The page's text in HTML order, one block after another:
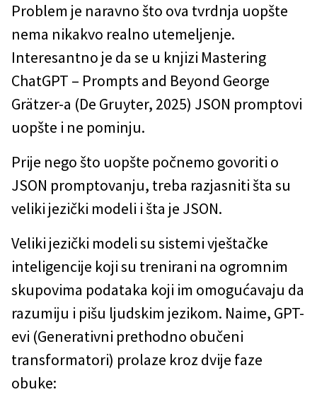
Problem je naravno što ova tvrdnja uopšte
nema nikakvo realno utemeljenje.
Interesantno je da se u knjizi Mastering
ChatGPT – Prompts and Beyond George
Grätzer-a (De Gruyter, 2025) JSON promptovi
uopšte i ne pominju.
Prije nego što uopšte počnemo govoriti o
JSON promptovanju, treba razjasniti šta su
veliki jezički modeli i šta je JSON.
Veliki jezički modeli su sistemi vještačke
inteligencije koji su trenirani na ogromnim
skupovima podataka koji im omogućavaju da
razumiju i pišu ljudskim jezikom. Naime, GPT-
evi (Generativni prethodno obučeni
transformatori) prolaze kroz dvije faze
obuke: